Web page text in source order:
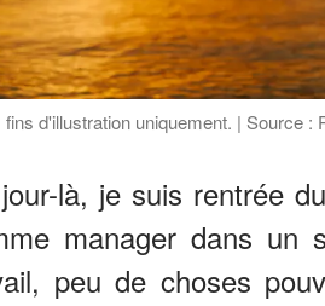
fins d'illustration uniquement. | Source :
là, je suis rentrée
manager dans un
peu de choses